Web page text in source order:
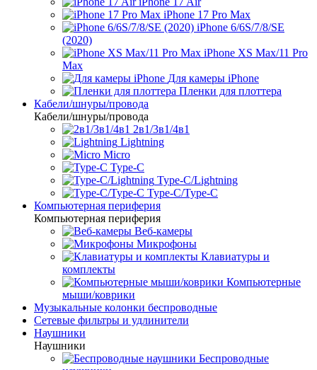
iPhone 17 Pro Max
iPhone 6/6S/7/8/SE
(2020)
iPhone XS Max/11 Pro
Max
Для камеры iPhone
Пленки для плоттера
Кабели/шнуры/провода
Кабели/шнуры/провода
2в1/3в1/4в1
Lightning
Micro
Type-C
Type-C/Lightning
Type-C/Type-C
Компьютерная периферия
Компьютерная периферия
Веб-камеры
Микрофоны
Клавиатуры и
комплекты
Компьютерные
мыши/коврики
Музыкальные колонки беспроводные
Сетевые фильтры и удлинители
Наушники
Наушники
Беспроводные